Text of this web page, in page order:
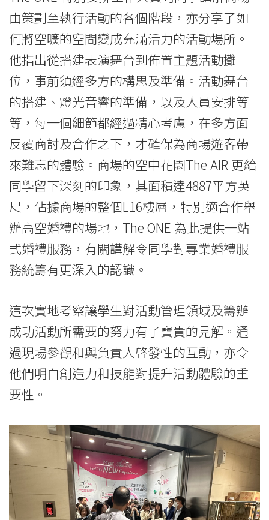
學
院
消
息
國
際
學
院
港
浸
會
大
學
由策劃至執行活動的各個階段，亦分享了如
何將空曠的空間變成充滿活力的活動場所。
他指出從搭建表演舞台到佈置主題活動攤
位，事前須經多方的構思及準備。活動舞台
的搭建、燈光音響的準備，以及人員安排等
等，每一個細節都經過精心考慮，在多方面
反覆商討及合作之下，才確保為商場遊客帶
來難忘的體驗。商場的空中花園The AIR 更給
同學留下深刻的印象，其面積達4887平方英
尺，佔據商場的整個L16樓層，特別適合作舉
辦高空婚禮的場地，The ONE 為此提供一站
式婚禮服務，有關講解令同學對專業婚禮服
務統籌有更深入的認識。
這次實地考察讓學生對活動管理領域及籌辦
成功活動所需要的努力有了寶貴的見解。通
過現場參觀和與負責人啓發性的互動，亦令
他們明白創造力和技能對提升活動體驗的重
要性。